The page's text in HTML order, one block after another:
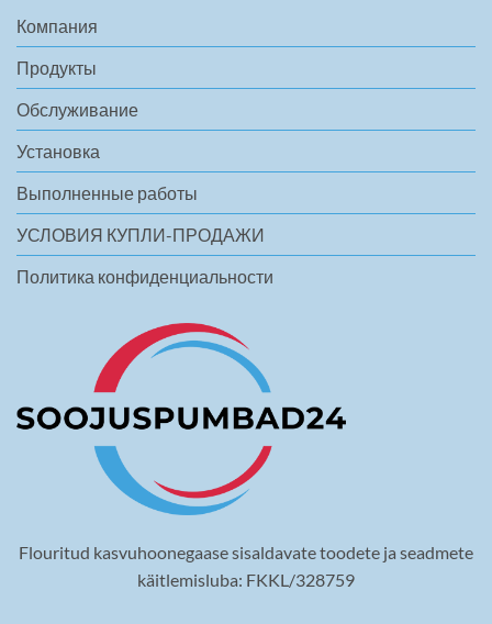
Компания
Продукты
Обслуживание
Установка
Выполненные работы
УСЛОВИЯ КУПЛИ-ПРОДАЖИ
Политика конфиденциальности
Flouritud kasvuhoonegaase sisaldavate toodete ja seadmete
käitlemisluba: FKKL/328759